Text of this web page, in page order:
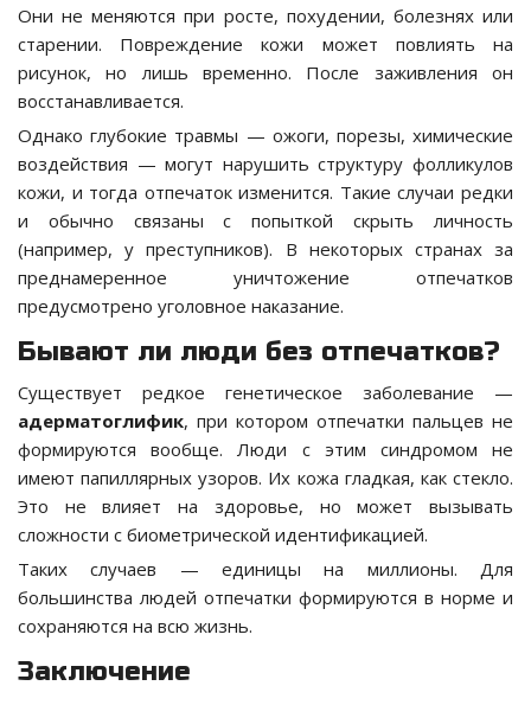
Они не меняются при росте, похудении, болезнях или
старении. Повреждение кожи может повлиять на
рисунок, но лишь временно. После заживления он
восстанавливается.
Однако глубокие травмы — ожоги, порезы, химические
воздействия — могут нарушить структуру фолликулов
кожи, и тогда отпечаток изменится. Такие случаи редки
и обычно связаны с попыткой скрыть личность
(например, у преступников). В некоторых странах за
преднамеренное уничтожение отпечатков
предусмотрено уголовное наказание.
Бывают ли люди без отпечатков?
Существует редкое генетическое заболевание —
адерматоглифик, при котором отпечатки пальцев не
формируются вообще. Люди с этим синдромом не
имеют папиллярных узоров. Их кожа гладкая, как стекло.
Это не влияет на здоровье, но может вызывать
сложности с биометрической идентификацией.
Таких случаев — единицы на миллионы. Для
большинства людей отпечатки формируются в норме и
сохраняются на всю жизнь.
Заключение